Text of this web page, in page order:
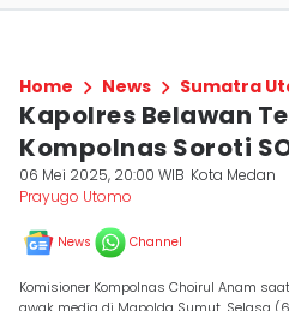
Home News Sumatra
Kapolres Belawan
Kompolnas Soroti
06 Mei 2025, 20:00 WIB Kota Medan
Prayugo Utomo
News Channel
Komisioner Kompolnas Choirul Anam